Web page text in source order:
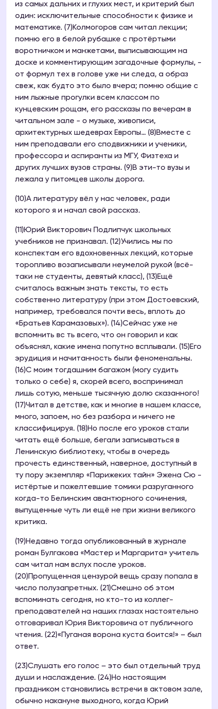
из самых дальних и глухих мест, и критерий был
один: исключительные способности к физике и
математике. (7)Колмогоров сам читал лекции;
помню его в белой рубашке с протёртыми
воротничком и манжетами, выписывающим на
доске и комментирующим загадочные формулы, -
от формул тех в голове уже ни следа, а образ
свеж, как будто это было вчера; помню общие с
ним лыжные прогулки всем классом по
кунцевским рощам, его рассказы по вечерам в
читальном зале - о музыке, живописи,
архитектурных шедеврах Европы… (8)Вместе с
ним преподавали его сподвижники и ученики,
профессора и аспиранты из МГУ, Физтеха и
других лучших вузов страны. (9)В эти-то вузы и
лежала у питомцев школы дорога.
(10)А литературу вёл у нас человек, ради
которого я и начал свой рассказ.
(11)Юрий Викторович Подлипчук школьных
учебников не признавал. (12)Учились мы по
конспектам его вдохновенных лекций, которые
торопливо возаписывали неумелой рукой (всё-
таки не студенты, девятый класс), (13)Ещё
считалось важным знать тексты, то есть
собственно литературу (при этом Достоевский,
например, требовался почти весь, вплоть до
«Братьев Карамазовых»). (14)Сейчас уже не
вспомнить вс ть всего, что он говорил и как
объяснял, какие имена попутно всплывали. (15)Его
эрудиция и начитанность были феноменальны.
(16)С моим тогдашним багажом (могу судить
только о себе) я, скорей всего, воспринимал
лишь сотую, меньше тысячную долю сказанного!
(17)Читал в детстве, как и многие в нашем классе,
много, запоем, но без разбора и ничего не
классифицируя. (18)Но после его уроков стали
читать ещё больше, бегали записываться в
Ленинскую библиотеку, чтобы в очередь
прочесть единственный, наверное, доступный в
ту пору экземпляр «Парижеких тайн» Эжена Сю -
истёртые и пожелтевшие томики разруганного
когда-то Белинским авантюрного сочинения,
выпущенные чуть ли ещё не при жизни великого
критика.
(19)Недавно тогда опубликованный в журнале
роман Булгакова «Мастер и Маргарита» учитель
сам читал нам вслух после уроков.
(20)Пропущенная цензурой вещь сразу попала в
число полузапретных. (21)Смешно об этом
вспоминать сегодня, но кто-то из коллег-
преподавателей на наших глазах настоятельно
отговаривал Юрия Викторовича от публичного
чтения. (22)«Пуганая ворона куста боится!» – был
ответ.
(23)Слушать его голос – это был отдельный труд
души и наслаждение. (24)Но настоящим
праздником становились встречи в актовом зале,
обычно накануне выходного, когда Юрий